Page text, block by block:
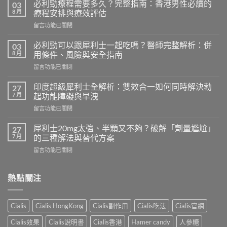
03
8 月
必利勁療程需要多久？完整指南：香港男性必讀的
療程安排與療效評估
在
利
勁
療
程
要
多
久？
完
指
南：
港
必
療
程
安
留言功能已關閉
03
8 月
必利勁可以跟犀利士一起吃嗎？醫師完整解析：併
用條件、風險與安全指南
在
利
勁
可
以
犀
利
士
一
嗎？
完
整
解
留言功能已關閉
27
7 月
印度超級犀利士全解析：雙效合一如何同時解決勃
起功能障礙與早洩
在
度
超
級
犀
全
雙
效
合
留言功能已關閉
27
7 月
犀利士20mg太強、半顆又不夠？破解「劑量尷尬」
的三種解法與替代方案
在
士
20mg
強、
半
顆
留言功能已關閉
熱點關注
Cialis Cialis HongKong Cialis副作用 Cialis吃法
Cialis官網
Cialis效果
Cialis說明書 Cialis香港 Hamer candy 人參糖